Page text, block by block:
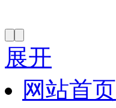
展开
网站首页